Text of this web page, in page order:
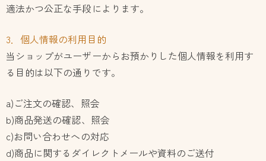
適法かつ公正な手段によります。
3．個人情報の利用目的
当ショップがユーザーからお預かりした個人情報を利用す
る目的は以下の通りです。
a)ご注文の確認、照会
b)商品発送の確認、照会
c)お問い合わせへの対応
d)商品に関するダイレクトメールや資料のご送付